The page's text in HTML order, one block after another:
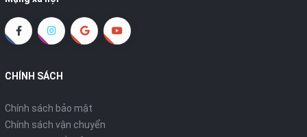
CHÍNH SÁCH
Chính sách bảo mật
Chính sách vận chuyển